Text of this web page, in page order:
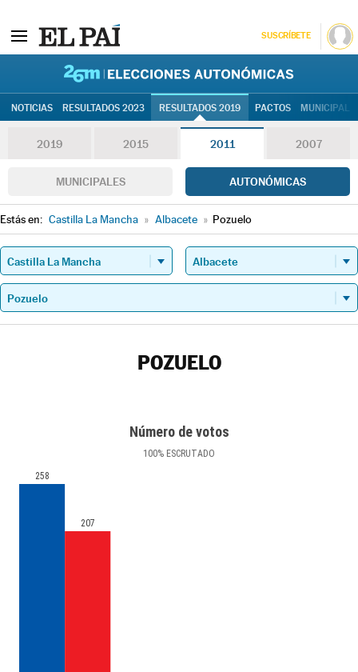
SUSCRÍBETE
NOTICIAS RESULTADOS 2023 RESULTADOS 2019 PACTOS
2019 2015 2011 2007
MUNICIPALES AUTONÓMICAS
Estás en: Castilla La Mancha » Albacete » Pozuelo
POZUELO
Número de votos
100% ESCRUTADO
258
207